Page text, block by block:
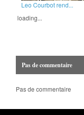
Leo Courbot rend...
loading...
Pas de commentaire
Pas de commentaire